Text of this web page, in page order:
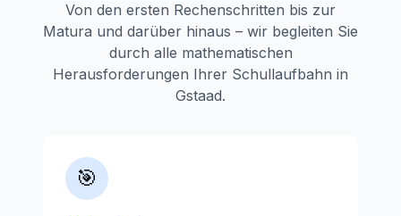
Von den ersten Rechenschritten bis zur
Matura und darüber hinaus – wir begleiten Sie
durch alle mathematischen
Herausforderungen Ihrer Schullaufbahn in
Gstaad.
🎯